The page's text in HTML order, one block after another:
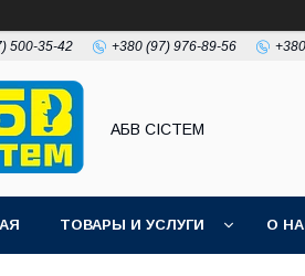
500-35-42 +380 (97) 976-89-56
АБВ СІСТЕМ
ТОВАРЫ И УСЛУГИ О